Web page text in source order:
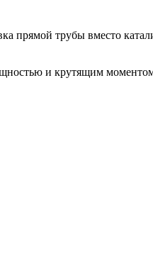
прямой трубы вместо
и крутящим